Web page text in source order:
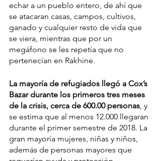
echar a un pueblo entero, de ahí que
se atacaran casas, campos, cultivos,
ganado y cualquier resto de vida que
se viera, mientras que por un
megáfono se les repetía que no
pertenecían en Rakhine.
La mayoría de refugiados llegó a Cox’s
Bazar durante los primeros tres meses
de la crisis, cerca de 600.00 personas, y
se estima que al menos 12.000 llegaran
durante el primer semestre de 2018. La
gran mayoría mujeres, niñas y niños,
además de personas mayores que